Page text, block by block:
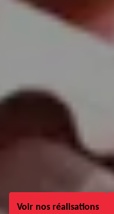
Voir nos réalisations